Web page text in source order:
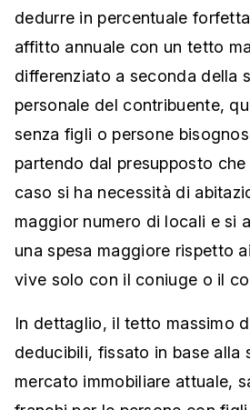
dedurre in percentuale
affitto annuale con un tetto
differenziato a seconda della
personale del contribuente,
senza figli o persone
partendo dal presupposto
caso si ha necessità di
maggior numero di locali e si
una spesa maggiore rispetto
vive solo con il coniuge o il
In dettaglio, il tetto massimo
deducibili, fissato in base alla
mercato immobiliare attuale,